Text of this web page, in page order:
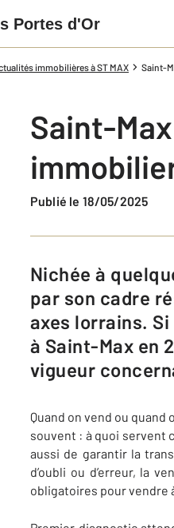
Portes d'Or
immobilières à ST MAX Saint-
Saint-
Publié le 18/05/2025
Nichée à quelques kilomètres de Nancy, la commune de Saint-Max séduit
par son cadre
axes lorrains.
à Saint-Max en
vigueur
Quand on vend ou
souvent : à quoi servent
aussi de garantir la
d’oubli ou d’erreur, la
obligatoires pour vendre